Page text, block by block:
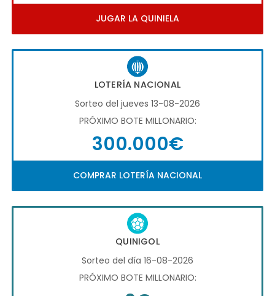
JUGAR LA QUINIELA
LOTERÍA NACIONAL
Sorteo del jueves 13-08-2026
PRÓXIMO BOTE MILLONARIO:
300.000€
COMPRAR LOTERÍA NACIONAL
QUINIGOL
Sorteo del día 16-08-2026
PRÓXIMO BOTE MILLONARIO: